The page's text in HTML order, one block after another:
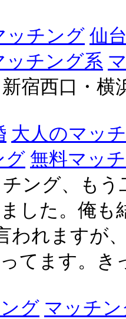
ッチング 仙
ッチング系
宿西口・
大人のマッ
グ 無料マッ
ング、も
した。俺
われますが
てます。
グ マッチ